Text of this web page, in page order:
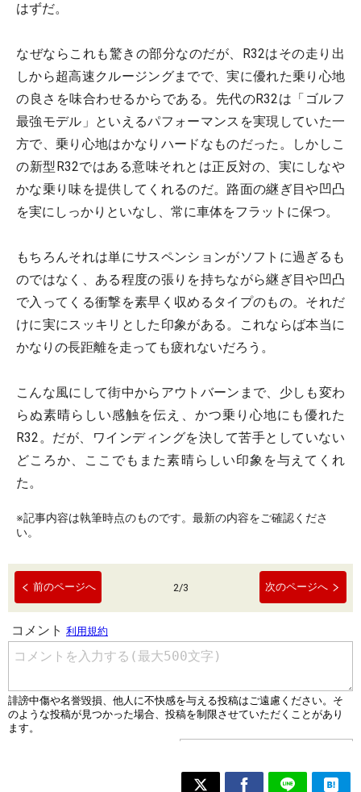
はずだ。
なぜならこれも驚きの部分なのだが、R32はその走り出
しから超高速クルージングまでで、実に優れた乗り心地
の良さを味合わせるからである。先代のR32は「ゴルフ
最強モデル」といえるパフォーマンスを実現していた一
方で、乗り心地はかなりハードなものだった。しかしこ
の新型R32ではある意味それとは正反対の、実にしなや
かな乗り味を提供してくれるのだ。路面の継ぎ目や凹凸
を実にしっかりといなし、常に車体をフラットに保つ。
もちろんそれは単にサスペンションがソフトに過ぎるも
のではなく、ある程度の張りを持ちながら継ぎ目や凹凸
で入ってくる衝撃を素早く収めるタイプのもの。それだ
けに実にスッキリとした印象がある。これならば本当に
かなりの長距離を走っても疲れないだろう。
こんな風にして街中からアウトバーンまで、少しも変わ
らぬ素晴らしい感触を伝え、かつ乗り心地にも優れた
R32。だが、ワインディングを決して苦手としていない
どころか、ここでもまた素晴らしい印象を与えてくれ
た。
※記事内容は執筆時点のものです。最新の内容をご確認くださ
い。
前のページへ 2/3 次のページへ